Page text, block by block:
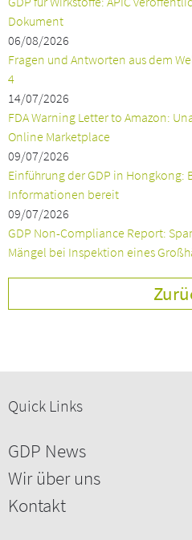
Dokument
06/08/2026
Fragen und Antworten aus dem
4
14/07/2026
FDA Warning Letter to Amazon:
Online Marketplace
09/07/2026
Einführung der GDP in Hongkong:
Informationen bereit
09/07/2026
GDP Non-Compliance Report:
Mängel bei Inspektion eines
Quick Links
GDP News
Wir über uns
Kontakt